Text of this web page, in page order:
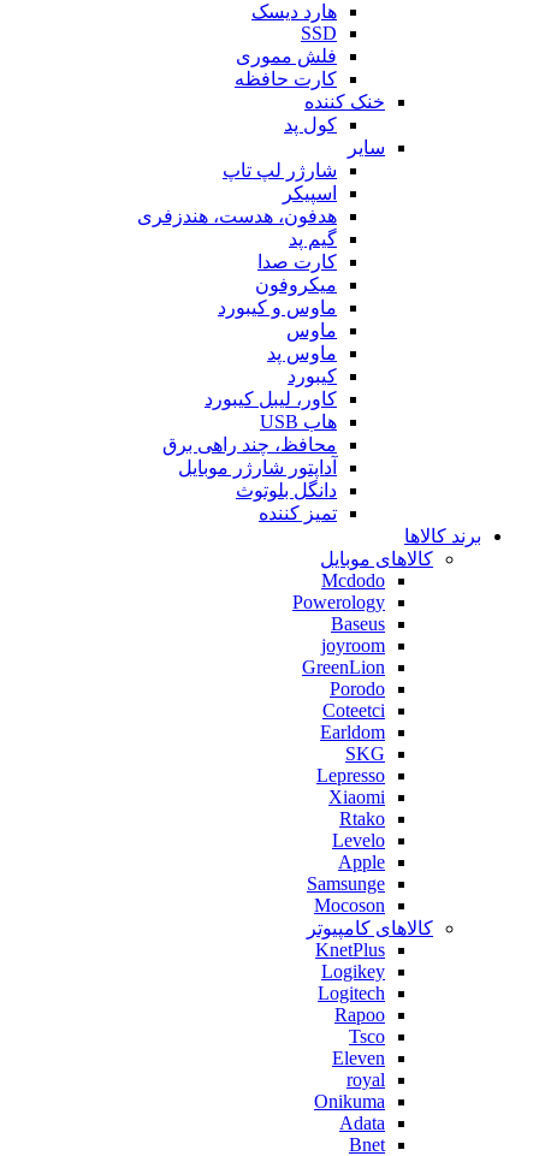
هارد دیسک
SSD
فلش مموری
کارت حافظه
خنک کننده
کول پد
سایر
شارژر لپ تاپ
اسپیکر
هدفون، هدست، هندزفری
گیم پد
کارت صدا
میکروفون
ماوس و کیبورد
ماوس
ماوس پد
کیبورد
کاور، لیبل کیبورد
هاب USB
محافظ، چند راهی برق
آداپتور شارژر موبایل
دانگل بلوتوث
تمیز کننده
برند کالاها
کالاهای موبایل
Mcdodo
Powerology
Baseus
joyroom
GreenLion
Porodo
Coteetci
Earldom
SKG
Lepresso
Xiaomi
Rtako
Levelo
Apple
Samsunge
Mocoson
کالاهای کامپیوتر
KnetPlus
Logikey
Logitech
Rapoo
Tsco
Eleven
royal
Onikuma
Adata
Bnet